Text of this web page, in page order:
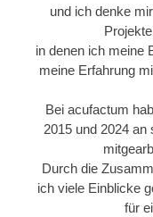
und ich denke
in denen ich meine
meine Erfahrung
Bei acufactum
2015 und 2024 an
Durch die
ich viele Einblicke
für